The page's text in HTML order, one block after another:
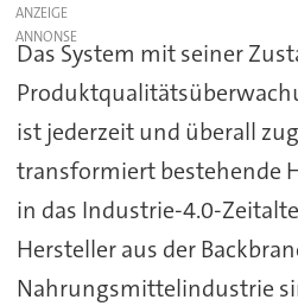
ANZEIGE
Das System mit seiner
ist jederzeit und überall
transformiert bestehende
in das Industrie-4.0-
Hersteller aus der
Nahrungsmittelindustrie